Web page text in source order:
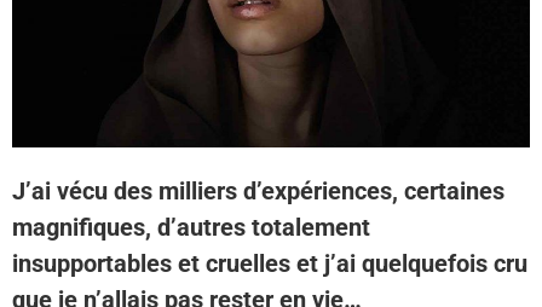
J’ai vécu des milliers d’expériences, certaines
magnifiques, d’autres totalement
insupportables et cruelles et j’ai quelquefois cru
que je n’allais pas rester en vie…